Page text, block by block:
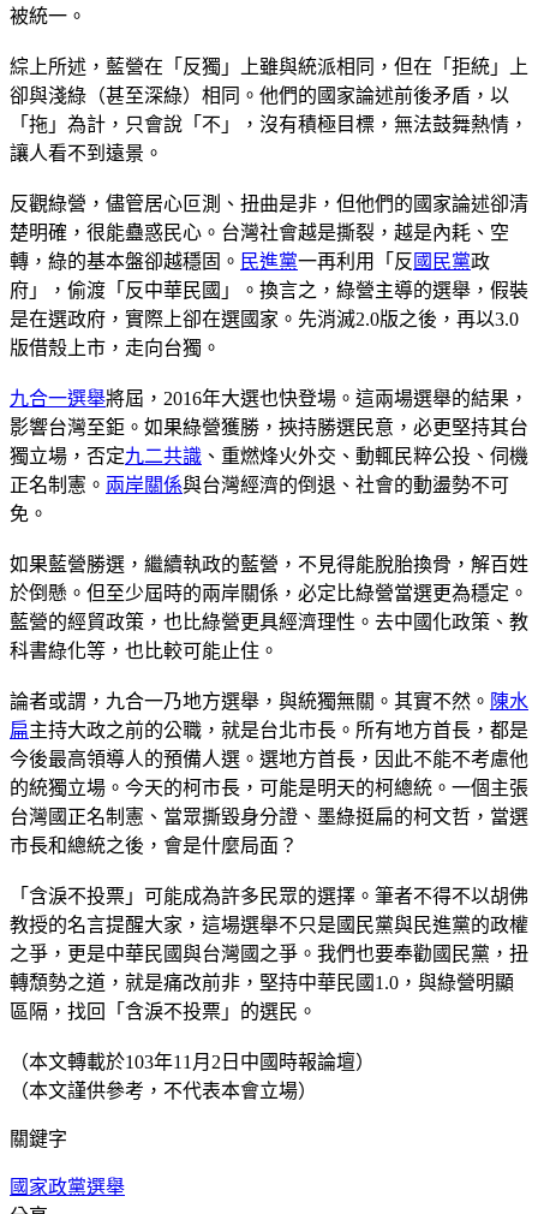
被統一。
綜上所述，藍營在「反獨」上雖與統派相同，但在「拒統」上
卻與淺綠（甚至深綠）相同。他們的國家論述前後矛盾，以
「拖」為計，只會說「不」，沒有積極目標，無法鼓舞熱情，
讓人看不到遠景。
反觀綠營，儘管居心叵測、扭曲是非，但他們的國家論述卻清
楚明確，很能蠱惑民心。台灣社會越是撕裂，越是內耗、空
轉，綠的基本盤卻越穩固。 民進黨一再利用「反 國民黨政
府」，偷渡「反中華民國」。換言之，綠營主導的選舉，假裝
是在選政府，實際上卻在選國家。先消滅2.0版之後，再以3.0
版借殼上市，走向台獨。
九合一選舉將屆，2016年大選也快登場。這兩場選舉的結果，
影響台灣至鉅。如果綠營獲勝，挾持勝選民意，必更堅持其台
獨立場，否定九二共識 、重燃烽火外交、動輒民粹公投、伺機
正名制憲。 兩岸關係與台灣經濟的倒退、社會的動盪勢不可
免。
如果藍營勝選，繼續執政的藍營，不見得能脫胎換骨，解百姓
於倒懸。但至少屆時的兩岸關係，必定比綠營當選更為穩定。
藍營的經貿政策，也比綠營更具經濟理性。去中國化政策、教
科書綠化等，也比較可能止住。
論者或謂，九合一乃地方選舉，與統獨無關。其實不然。 陳水
扁主持大政之前的公職，就是台北市長。所有地方首長，都是
今後最高領導人的預備人選。選地方首長，因此不能不考慮他
的統獨立場。今天的柯市長，可能是明天的柯總統。一個主張
台灣國正名制憲、當眾撕毀身分證、墨綠挺扁的柯文哲，當選
市長和總統之後，會是什麼局面？
「含淚不投票」可能成為許多民眾的選擇。筆者不得不以胡佛
教授的名言提醒大家，這場選舉不只是國民黨與民進黨的政權
之爭，更是中華民國與台灣國之爭。我們也要奉勸國民黨，扭
轉頹勢之道，就是痛改前非，堅持中華民國1.0，與綠營明顯
區隔，找回「含淚不投票」的選民。
（本文轉載於103年11月2日中國時報論壇）
（本文謹供參考，不代表本會立場）
關鍵字
國家政黨選舉